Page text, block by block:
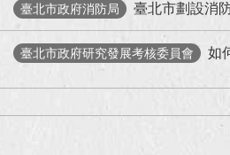
臺北市政府消防局 臺北市劃設消
臺北市政府研究發展考核委員會 如